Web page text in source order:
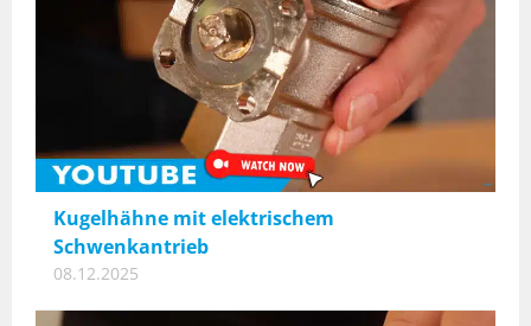
Kugelhähne mit elektrischem
Schwenkantrieb
08.12.2025